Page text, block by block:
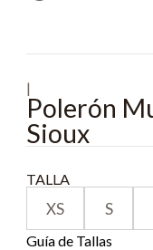
|
Polerón
Sioux
TALLA
XS S
Guía de Tallas